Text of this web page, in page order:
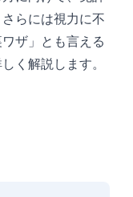
らには視力に不
ザ」とも言える
く解説します。